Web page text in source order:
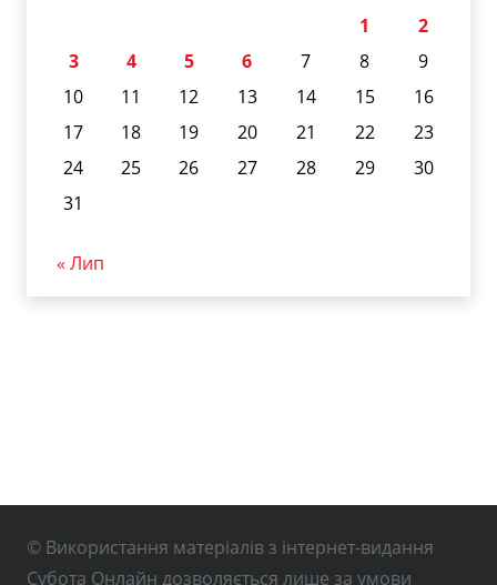
1
2
3
4 5 6 7 8
9
10
11 12 13 14 15
16
17
18 19 20 21 22
23
24
25 26 27 28 29
30
31
« Лип
© Використання матеріалів з інтернет-видання
Субота Онлайн дозволяється лише за умови